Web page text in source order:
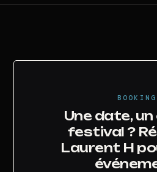
BOOKING
Une date, un
festival ?
Laurent H